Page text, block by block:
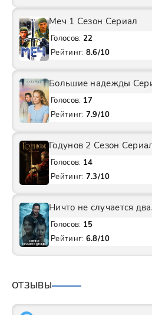
Меч 1 Сезон Сериал
Голосов: 22
Рейтинг: 8.6/10
Большие надежды
Голосов: 17
Рейтинг: 7.9/10
Годунов 2 Сезон
Голосов: 14
Рейтинг: 7.3/10
Ничто не случается
Голосов: 15
Рейтинг: 6.8/10
ОТЗЫВЫ